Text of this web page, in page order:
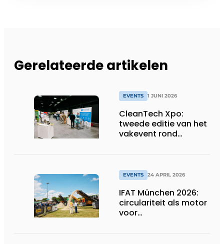
Gerelateerde artikelen
EVENTS 1 JUNI 2026
CleanTech Xpo:
tweede editie van het
vakevent rond
EVENTS 24 APRIL 2026
IFAT München 2026:
circulariteit als motor
voor